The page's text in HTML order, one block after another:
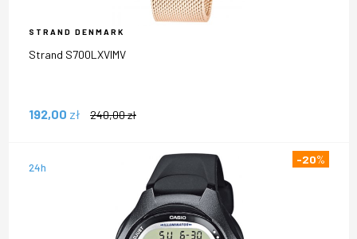
STRAND DENMARK
Strand S700LXVIMV
192,00 zł 240,00zł
24h
-20%